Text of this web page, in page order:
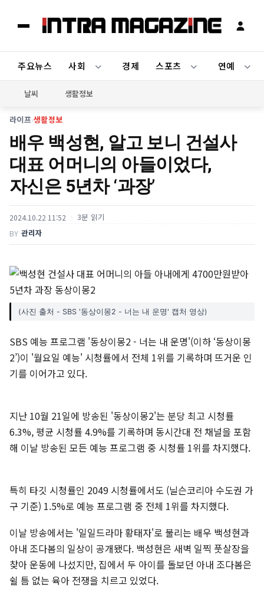
주요뉴스 사회 경제 스포츠 연예
날씨 생활정보
라이프›생활정보
배우 백성현, 알고 보니 건설사
대표 어머니의 아들이었다,
자신은 5년차 ‘과장’
2024.10.22 11:52 3분 읽기
BY 관리자
(사진 출처 - SBS '동상이몽2 - 너는 내 운명' 캡처 영상)
SBS 예능 프로그램 '동상이몽2 - 너는 내 운명'(이하 ‘동상이몽
2’)이 '월요일 예능' 시청률에서 전체 1위를 기록하며 뜨거운 인
기를 이어가고 있다.
지난 10월 21일에 방송된 '동상이몽2'는 분당 최고 시청률
6.3%, 평균 시청률 4.9%를 기록하며 동시간대 전 채널을 포함
해 이날 방송된 모든 예능 프로그램 중 시청률 1위를 차지했다.
특히 타깃 시청률인 2049 시청률에서도 (닐슨코리아 수도권 가
구 기준) 1.5%로 예능 프로그램 중 전체 1위를 차지했다.
이날 방송에서는 '일일드라마 황태자'로 불리는 배우 백성현과
아내 조다봄의 일상이 공개됐다. 백성현은 새벽 일찍 풋살장을
찾아 운동에 나섰지만, 집에서 두 아이를 돌보던 아내 조다봄은
쉴 틈 없는 육아 전쟁을 치르고 있었다.